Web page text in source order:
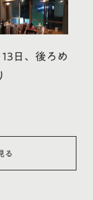
日、後ろめ
る